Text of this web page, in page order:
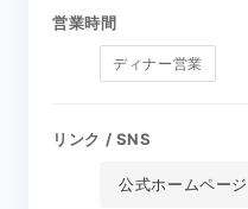
営業時間
ディナー営業
リンク / SNS
公式ホームページ